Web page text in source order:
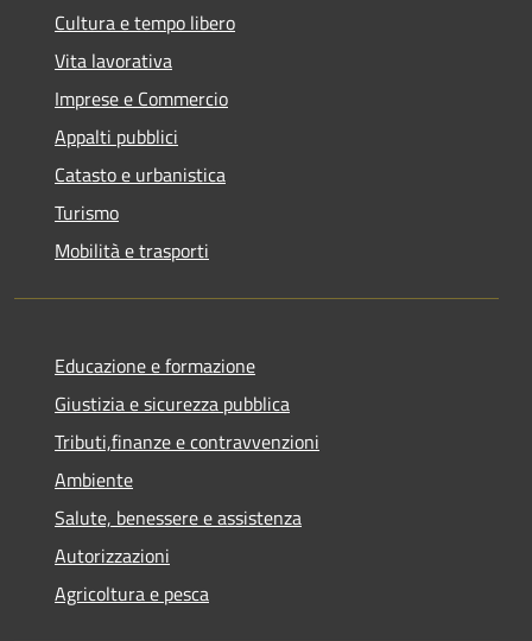
Cultura e tempo libero
Vita lavorativa
Imprese e Commercio
Appalti pubblici
Catasto e urbanistica
Turismo
Mobilità e trasporti
Educazione e formazione
Giustizia e sicurezza pubblica
Tributi,finanze e contravvenzioni
Ambiente
Salute, benessere e assistenza
Autorizzazioni
Agricoltura e pesca